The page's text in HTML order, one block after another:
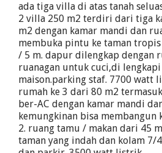
ada tiga villa di atas tanah
2 villa 250 m2 terdiri dari tiga
m2 dengan kamar mandi dan
membuka pintu ke taman
/ 5 m. dapur dilengkap dengan
ruanagan untuk cuci,di
maison.parking staf. 7700 watt
rumah ke 3 dari 80 m2
ber-AC dengan kamar mandi
kemungkinan bisa
2. ruang tamu / makan dari 45
taman yang indah dan kolam 7/